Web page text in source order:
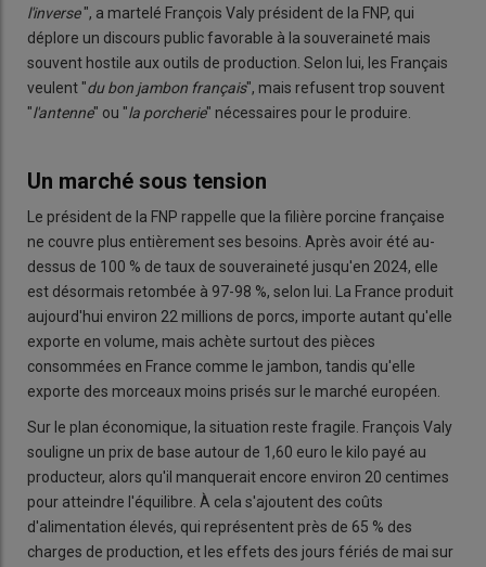
l'inverse", a martelé François Valy président de la FNP, qui
déplore un discours public favorable à la souveraineté mais
souvent hostile aux outils de production. Selon lui, les Français
veulent "du bon jambon français", mais refusent trop souvent
"l'antenne" ou "la porcherie" nécessaires pour le produire.
Un marché sous tension
Le président de la FNP rappelle que la filière porcine française
ne couvre plus entièrement ses besoins. Après avoir été au-
dessus de 100 % de taux de souveraineté jusqu'en 2024, elle
est désormais retombée à 97-98 %, selon lui. La France produit
aujourd'hui environ 22 millions de porcs, importe autant qu'elle
exporte en volume, mais achète surtout des pièces
consommées en France comme le jambon, tandis qu'elle
exporte des morceaux moins prisés sur le marché européen.
Sur le plan économique, la situation reste fragile. François Valy
souligne un prix de base autour de 1,60 euro le kilo payé au
producteur, alors qu'il manquerait encore environ 20 centimes
pour atteindre l'équilibre. À cela s'ajoutent des coûts
d'alimentation élevés, qui représentent près de 65 % des
charges de production, et les effets des jours fériés de mai sur